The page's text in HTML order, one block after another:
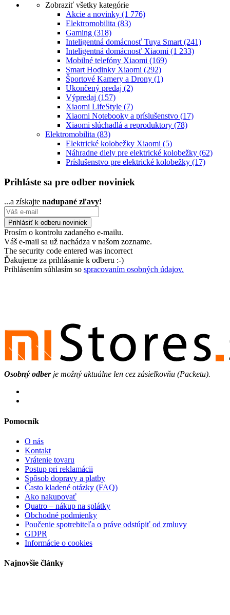
Zobraziť všetky kategórie
Akcie a novinky (1 776)
Elektromobilita (83)
Gaming (318)
Inteligentná domácnosť Tuya Smart (241)
Inteligentná domácnosť Xiaomi (1 233)
Mobilné telefóny Xiaomi (169)
Smart Hodinky Xiaomi (292)
Športové Kamery a Drony (1)
Ukončený predaj (2)
Výpredaj (157)
Xiaomi LifeStyle (7)
Xiaomi Notebooky a príslušenstvo (17)
Xiaomi slúchadlá a reproduktory (78)
Elektromobilita (83)
Elektrické kolobežky Xiaomi (5)
Náhradne diely pre elektrické kolobežky (62)
Príslušenstvo pre elektrické kolobežky (17)
Prihláste sa pre odber noviniek
...a získajte nadupané zľavy!
Prosím o kontrolu zadaného e-mailu.
Váš e-mail sa už nachádza v našom zozname.
The security code entered was incorrect
Ďakujeme za prihlásanie k odberu :-)
Prihlásením súhlasím so spracovaním osobných údajov.
Osobný odberje možný aktuálne len cez zásielkovňu (Packetu).
Pomocník
O nás
Kontakt
Vrátenie tovaru
Postup pri reklamácii
Spôsob dopravy a platby
Často kladené otázky (FAQ)
Ako nakupovať
Quatro – nákup na splátky
Obchodné podmienky
Poučenie spotrebiteľa o práve odstúpiť od zmluvy
GDPR
Informácie o cookies
Najnovšie články